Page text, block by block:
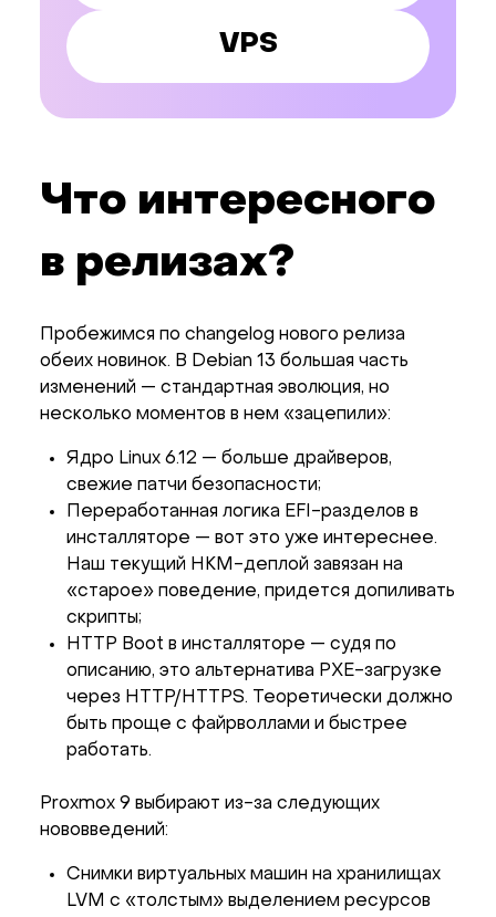
VPS
Что интересного
в релизах?
Пробежимся по changelog нового релиза
обеих новинок. В Debian 13 большая часть
изменений — стандартная эволюция, но
несколько моментов в нем «зацепили»:
Ядро Linux 6.12 — больше драйверов,
свежие патчи безопасности;
Переработанная логика EFI-разделов в
инсталляторе — вот это уже интереснее.
Наш текущий HKM-деплой завязан на
«старое» поведение, придется допиливать
скрипты;
HTTP Boot в инсталляторе — судя по
описанию, это альтернатива PXE-загрузке
через HTTP/HTTPS. Теоретически должно
быть проще с файрволлами и быстрее
работать.
Proxmox 9 выбирают из-за следующих
нововведений:
Снимки виртуальных машин на хранилищах
LVM с «толстым» выделением ресурсов